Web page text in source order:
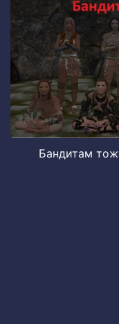
Бандитам